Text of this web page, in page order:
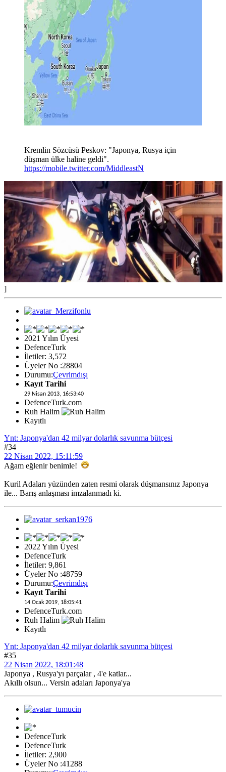
Kremlin Sözcüsü Peskov: "Japonya, Rusya için
düşman ülke haline geldi".
https://mobile.twitter.com/MiddleastN
]
2021 Yılın Üyesi
DefenceTurk
İletiler: 3,572
Üyeler No :28804
Durumu:Çevrimdışı
Kayıt Tarihi
29 Nisan 2013, 16:53:40
DefenceTurk.com
Ruh Halim
Kayıtlı
Ynt: Japonya'dan 42 milyar dolarlık savunma bütçesi
#34
22 Nisan 2022, 15:11:59
Ağam eğlenir benimle!
Kuril Adaları yüzünden zaten resmi olarak düşmansınız Japonya
ile... Barış anlaşması imzalanmadı ki.
2022 Yılın Üyesi
DefenceTurk
İletiler: 9,861
Üyeler No :48759
Durumu:Çevrimdışı
Kayıt Tarihi
14 Ocak 2019, 18:05:41
DefenceTurk.com
Ruh Halim
Kayıtlı
Ynt: Japonya'dan 42 milyar dolarlık savunma bütçesi
#35
22 Nisan 2022, 18:01:48
Japonya , Rusya'yı parçalar , 4'e katlar...
Akıllı olsun... Versin adaları Japonya'ya
DefenceTurk
DefenceTurk
İletiler: 2,900
Üyeler No :41288